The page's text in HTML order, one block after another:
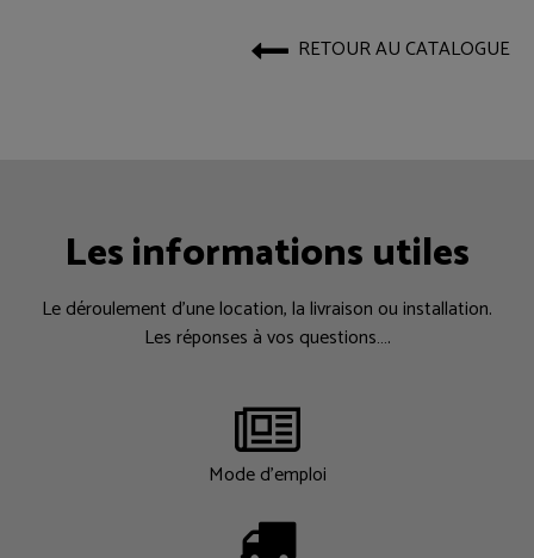
RETOUR AU CATALOGUE
Les informations utiles
Le déroulement d’une location, la livraison ou installation.
Les réponses à vos questions….
Mode d'emploi